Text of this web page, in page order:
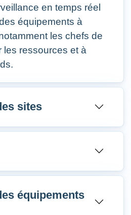
en temps réel
équipements à
les chefs de
les ressources et à
sites
équipements